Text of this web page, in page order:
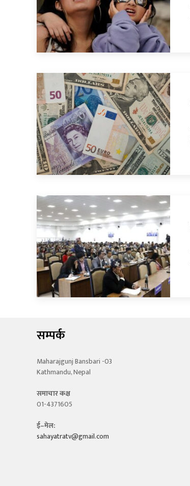
सम्पर्क
Maharajgunj Bansbari -03
Kathmandu, Nepal
समाचार कक्ष
01-4371605
ई–मेल:
sahayatratv@gmail.com